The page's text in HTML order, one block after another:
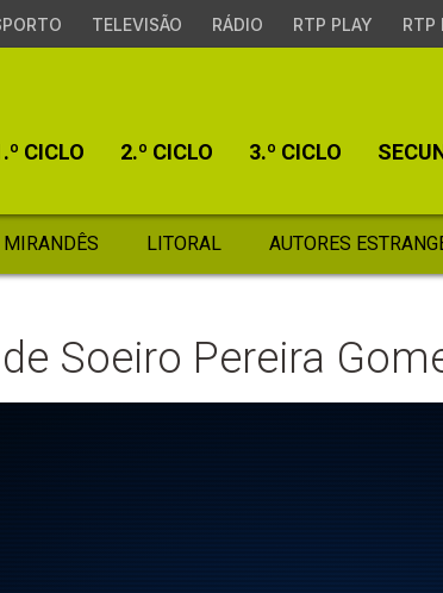
TELEVISÃO RÁDIO RTP PLAY RTP
CICLO 2.º CICLO 3.º CICLO
MIRANDÊS LITORAL AUTORES
de Soeiro Pereira